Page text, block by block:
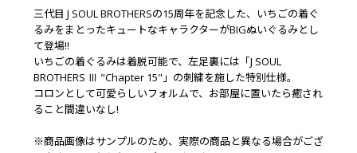
三代目 J SOUL BROTHERSの15周年を記念した、いちごの着ぐ
るみをまとったキュートなキャラクターがBIGぬいぐるみとし
て登場!!
いちごの着ぐるみは着脱可能で、左足裏には「J SOUL
BROTHERS Ⅲ "Chapter 15"」の刺繍を施した特別仕様。
コロンとして可愛らしいフォルムで、お部屋に置いたら癒され
ること間違いなし!
※商品画像はサンプルのため、実際の商品と異なる場合がござ